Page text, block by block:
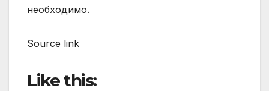
необходимо.
Source link
Like this: